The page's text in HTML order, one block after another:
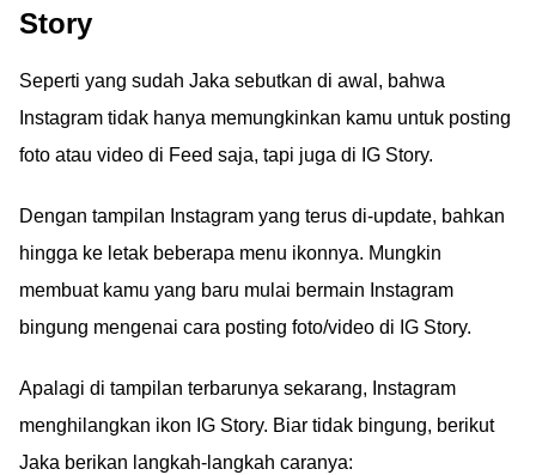
Story
Seperti yang sudah Jaka sebutkan di awal, bahwa
Instagram tidak hanya memungkinkan kamu untuk posting
foto atau video di Feed saja, tapi juga di IG Story.
Dengan tampilan Instagram yang terus di-update, bahkan
hingga ke letak beberapa menu ikonnya. Mungkin
membuat kamu yang baru mulai bermain Instagram
bingung mengenai cara posting foto/video di IG Story.
Apalagi di tampilan terbarunya sekarang, Instagram
menghilangkan ikon IG Story. Biar tidak bingung, berikut
Jaka berikan langkah-langkah caranya: